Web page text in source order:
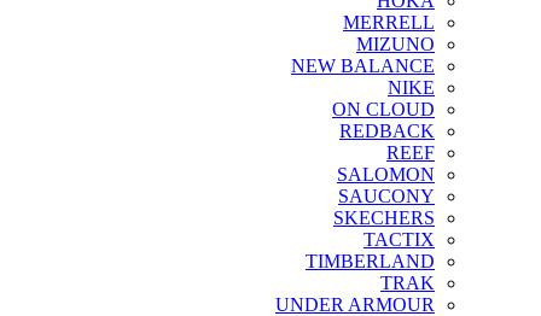
MERRELL
MIZUNO
NEW BALANCE
NIKE
ON CLOUD
REDBACK
REEF
SALOMON
SAUCONY
SKECHERS
TACTIX
TIMBERLAND
TRAK
UNDER ARMOUR